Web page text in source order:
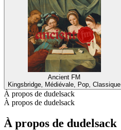
Ancient FM
Kingsbridge, Médiévale, Pop, Classique
À propos de dudelsack
À propos de dudelsack
À propos de dudelsack